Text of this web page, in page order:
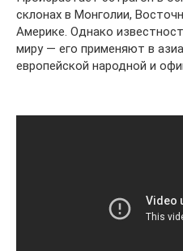
склонах в Монголии,
Америке. Однако
миру — его применяют в
европейской народной и